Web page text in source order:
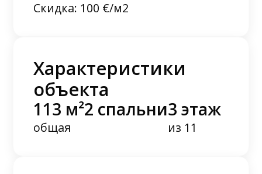
Скидка: 100 €/м2
Характеристики
объекта
113 м²
общая
2 спальни3 этаж
из 11